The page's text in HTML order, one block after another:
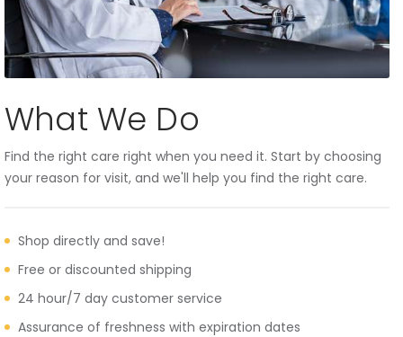
What We Do
Find the right care right when you need it. Start by choosing
your reason for visit, and we'll help you find the right care.
Shop directly and save!
Free or discounted shipping
24 hour/7 day customer service
Assurance of freshness with expiration dates